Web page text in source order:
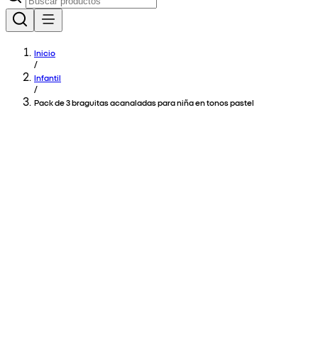
Inicio
/
Infantil
/
Pack de 3 braguitas acanaladas para niña en tonos pastel